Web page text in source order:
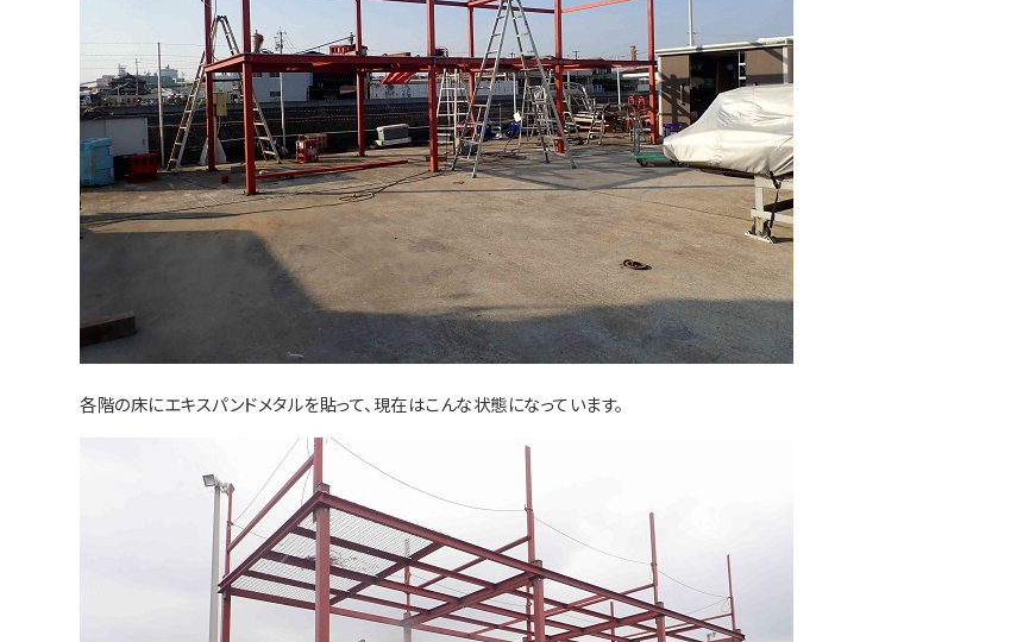
各階の床にエキスパンドメタルを貼って、現在はこんな状態になっています。